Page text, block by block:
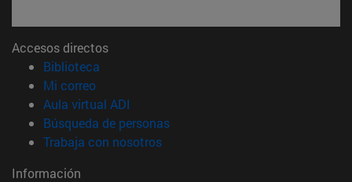
Accesos directos
Biblioteca
Mi correo(abre en nueva ventana)
Aula virtual ADI
Búsqueda de personas(abre en nueva ventana)
Trabaja con nosotros(abre en nueva ventana)
Información